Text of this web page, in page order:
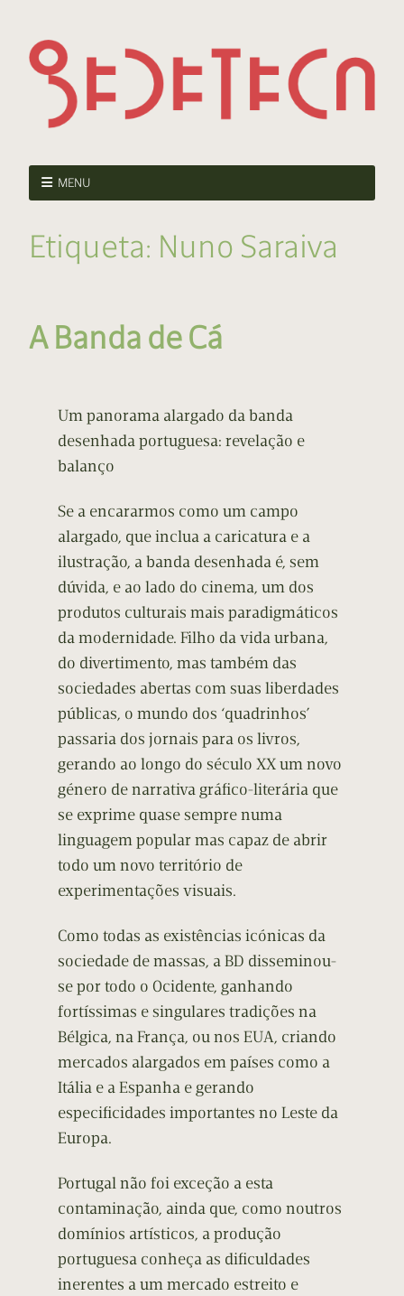
MENU
Etiqueta: Nuno Saraiva
A Banda de Cá
Um panorama alargado da banda
desenhada portuguesa: revelação e
balanço
Se a encararmos como um campo
alargado, que inclua a caricatura e a
ilustração, a banda desenhada é, sem
dúvida, e ao lado do cinema, um dos
produtos culturais mais paradigmáticos
da modernidade. Filho da vida urbana,
do divertimento, mas também das
sociedades abertas com suas liberdades
públicas, o mundo dos ‘quadrinhos’
passaria dos jornais para os livros,
gerando ao longo do século XX um novo
género de narrativa gráfico-literária que
se exprime quase sempre numa
linguagem popular mas capaz de abrir
todo um novo território de
experimentações visuais.
Como todas as existências icónicas da
sociedade de massas, a BD disseminou-
se por todo o Ocidente, ganhando
fortíssimas e singulares tradições na
Bélgica, na França, ou nos EUA, criando
mercados alargados em países como a
Itália e a Espanha e gerando
especificidades importantes no Leste da
Europa.
Portugal não foi exceção a esta
contaminação, ainda que, como noutros
domínios artísticos, a produção
portuguesa conheça as dificuldades
inerentes a um mercado estreito e